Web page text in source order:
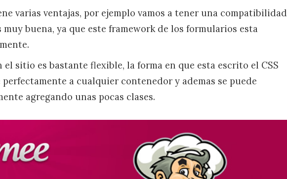
varias ventajas, por ejemplo vamos a tener una compatibilidad
muy buena, ya que este framework de los formularios esta
el sitio es bastante flexible, la forma en que esta escrito el CSS
perfectamente a cualquier contenedor y ademas se puede
agregando unas pocas clases.